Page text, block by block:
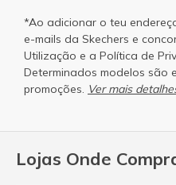
Lojas Onde
*Ao adicionar o teu
e-mails da Skechers e
Utilização e a Política de
Determinados modelos são
promoções. Ver mais